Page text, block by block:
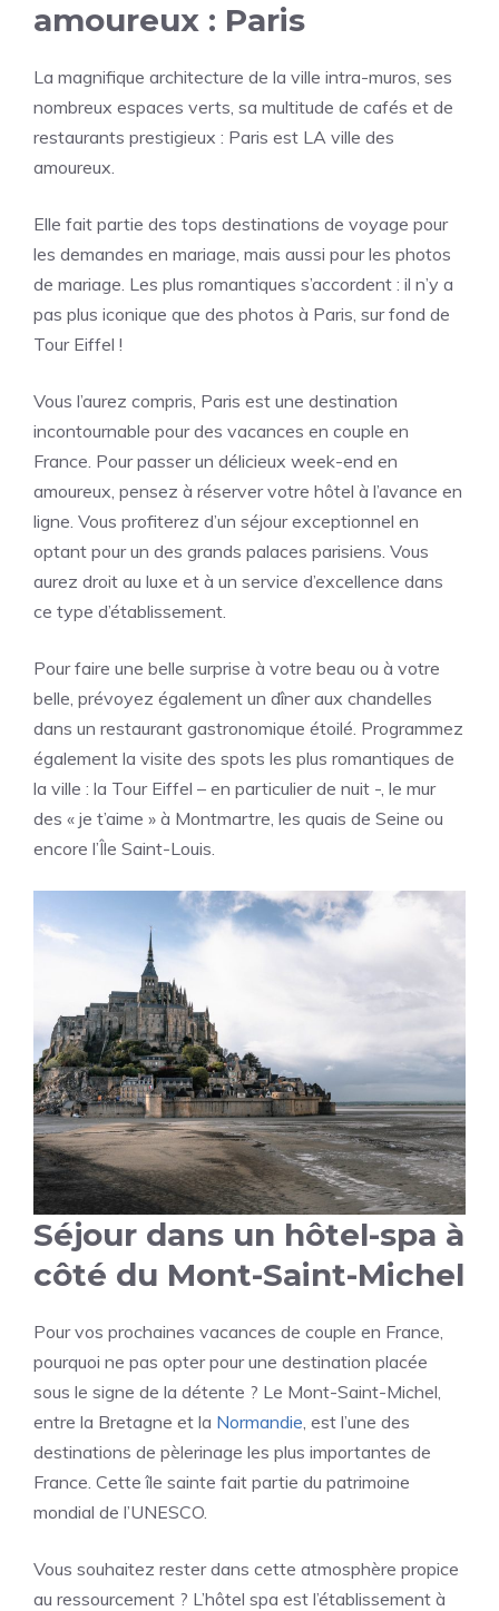
amoureux : Paris
La magnifique architecture de la ville intra-muros, ses
nombreux espaces verts, sa multitude de cafés et de
restaurants prestigieux : Paris est LA ville des
amoureux.
Elle fait partie des tops destinations de voyage pour
les demandes en mariage, mais aussi pour les photos
de mariage. Les plus romantiques s’accordent : il n’y a
pas plus iconique que des photos à Paris, sur fond de
Tour Eiffel !
Vous l’aurez compris, Paris est une destination
incontournable pour des vacances en couple en
France. Pour passer un délicieux week-end en
amoureux, pensez à réserver votre hôtel à l’avance en
ligne. Vous profiterez d’un séjour exceptionnel en
optant pour un des grands palaces parisiens. Vous
aurez droit au luxe et à un service d’excellence dans
ce type d’établissement.
Pour faire une belle surprise à votre beau ou à votre
belle, prévoyez également un dîner aux chandelles
dans un restaurant gastronomique étoilé. Programmez
également la visite des spots les plus romantiques de
la ville : la Tour Eiffel – en particulier de nuit -, le mur
des « je t’aime » à Montmartre, les quais de Seine ou
encore l’Île Saint-Louis.
Séjour dans un hôtel-spa à
côté du Mont-Saint-Michel
Pour vos prochaines vacances de couple en France,
pourquoi ne pas opter pour une destination placée
sous le signe de la détente ? Le Mont-Saint-Michel,
entre la Bretagne et la Normandie, est l’une des
destinations de pèlerinage les plus importantes de
France. Cette île sainte fait partie du patrimoine
mondial de l’UNESCO.
Vous souhaitez rester dans cette atmosphère propice
au ressourcement ? L’hôtel spa est l’établissement à